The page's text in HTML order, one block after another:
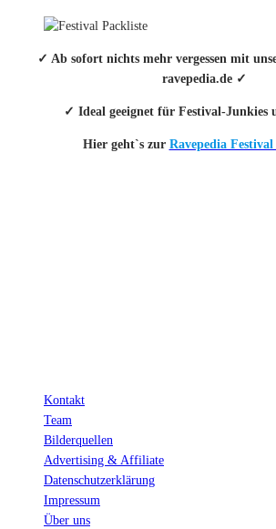
✓ Ab sofort nichts mehr vergessen mit
ravepedia.de ✓
✓ Ideal geeignet für Festival-Junkies
Hier geht`s zur Ravepedia
Kontakt
Team
Bilderquellen
Advertising & Affiliate
Datenschutzerklärung
Impressum
Über uns